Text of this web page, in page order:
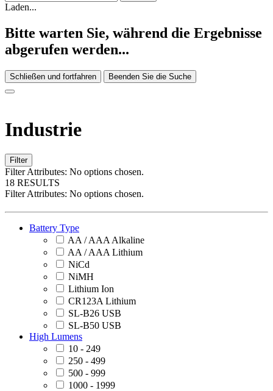
Laden...
Bitte warten Sie, während die Ergebnisse
abgerufen werden...
Schließen und fortfahren Beenden Sie die Suche
Industrie
Filter
Filter Attributes: No options chosen.
18 RESULTS
Filter Attributes: No options chosen.
Battery Type
AA / AAA Alkaline
AA / AAA Lithium
NiCd
NiMH
Lithium Ion
CR123A Lithium
SL-B26 USB
SL-B50 USB
High Lumens
10 - 249
250 - 499
500 - 999
1000 - 1999